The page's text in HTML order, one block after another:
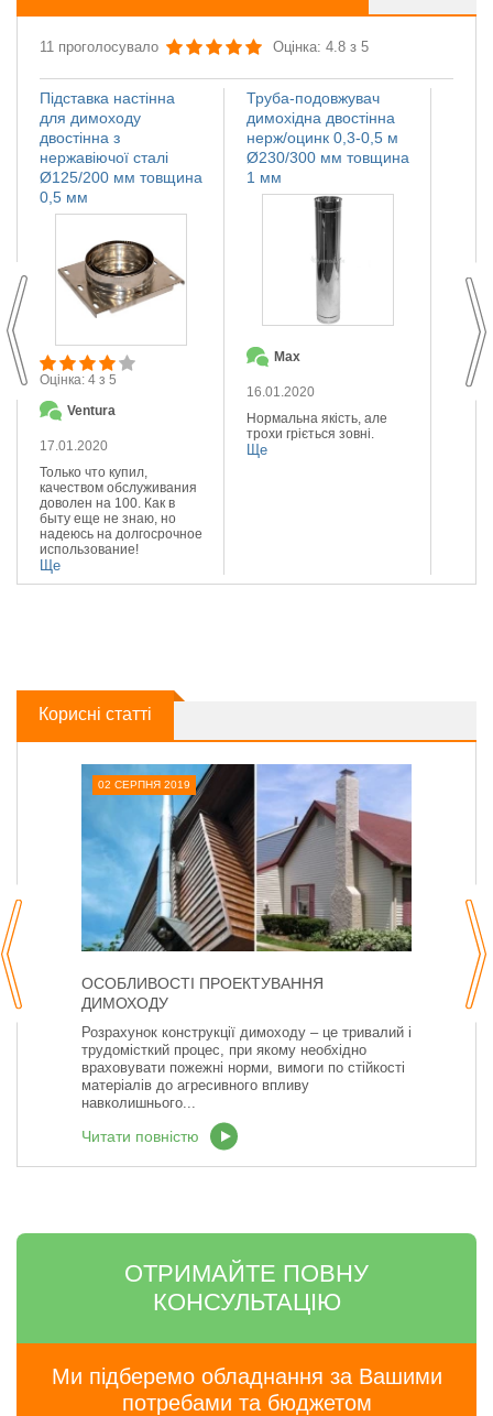
11 проголосувало Оцінка: 4.8 з 5
Труба-подовжувач
димохідна двостінна
нерж/оцинк 0,3-0,5 м
Ø230/300 мм товщина
1 мм
Max
16.01.2020
Нормальна якість, але
трохи гріється зовні.
Ще
Підставка настінна
для димоходу
двостінна з
нержавіючої сталі
Ø125/200 мм товщина
0,5 мм
Оцінка: 4 з 5
Ventura
17.01.2020
Только что купил,
качеством обслуживания
доволен на 100. Как в
быту еще не знаю, но
надеюсь на долгосрочное
использование!
Ще
Корисні статті
02 СЕРПНЯ 2019
ОСОБЛИВОСТІ ПРОЕКТУВАННЯ
ДИМОХОДУ
Розрахунок конструкції димоходу – це тривалий і
трудомісткий процес, при якому необхідно
враховувати пожежні норми, вимоги по стійкості
матеріалів до агресивного впливу
навколишнього...
Читати повністю
ОТРИМАЙТЕ ПОВНУ
КОНСУЛЬТАЦІЮ
Ми підберемо обладнання за Вашими
потребами та бюджетом